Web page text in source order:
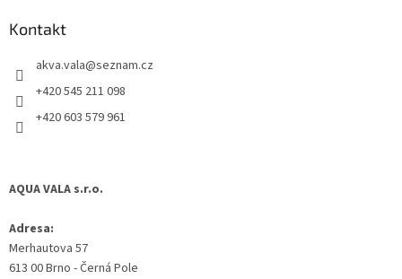
Kontakt
akva.vala@seznam.cz
+420 545 211 098
+420 603 579 961
AQUA VALA s.r.o.
Adresa:
Merhautova 57
613 00 Brno - Černá Pole